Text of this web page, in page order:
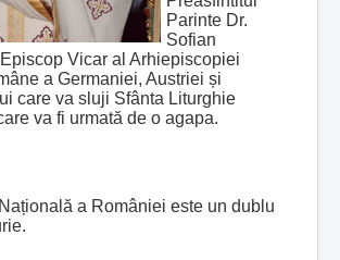
Parinte Dr.
Sofian
Vicar al Arhiepiscopiei
a Germaniei, Austriei și
care va sluji Sfânta Liturghie
va fi urmată de o agapa.
a României este un dublu